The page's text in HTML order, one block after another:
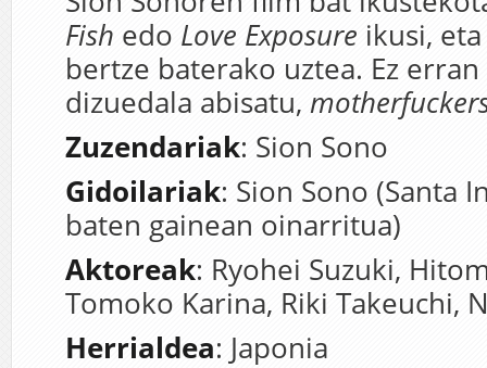
Fish edo Love Exposure ikusi,
bertze baterako uztea. Ez
dizuedala abisatu,
Zuzendariak: Sion Sono
Gidoilariak: Sion Sono (Santa
baten gainean oinarritua)
Aktoreak: Ryohei Suzuki,
Tomoko Karina, Riki Takeuchi,
Herrialdea: Japonia